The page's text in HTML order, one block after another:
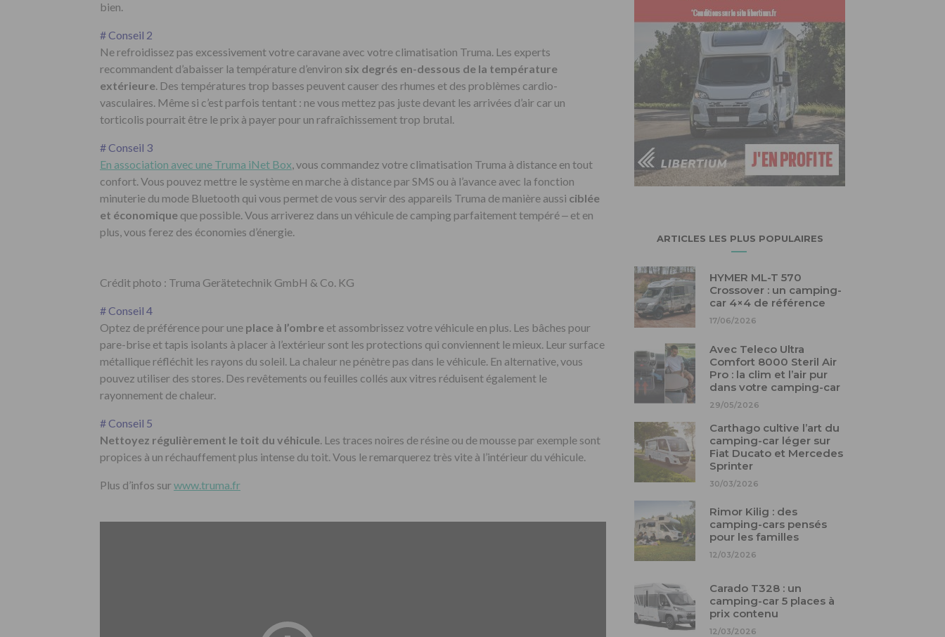
bien.
# Conseil 2
Ne refroidissez pas excessivement votre caravane avec votre climatisation Truma. Les experts
recommandent d’abaisser la température d’environ six degrés en-dessous de la température
extérieure. Des températures trop basses peuvent causer des rhumes et des problèmes cardio-
vasculaires. Même si c’est parfois tentant : ne vous mettez pas juste devant les arrivées d’air car un
torticolis pourrait être le prix à payer pour un rafraîchissement trop brutal.
# Conseil 3
En association avec une Truma iNet Box, vous commandez votre climatisation Truma à distance en tout
confort. Vous pouvez mettre le système en marche à distance par SMS ou à l’avance avec la fonction
minuterie du mode Bluetooth qui vous permet de vous servir des appareils Truma de manière aussi ciblée
et économique que possible. Vous arriverez dans un véhicule de camping parfaitement tempéré ‒ et en
plus, vous ferez des économies d’énergie.
Crédit photo : Truma Gerätetechnik GmbH & Co. KG
# Conseil 4
Optez de préférence pour une place à l’ombre et assombrissez votre véhicule en plus. Les bâches pour
pare-brise et tapis isolants à placer à l’extérieur sont les protections qui conviennent le mieux. Leur surface
métallique réfléchit les rayons du soleil. La chaleur ne pénètre pas dans le véhicule. En alternative, vous
pouvez utiliser des stores. Des revêtements ou feuilles collés aux vitres réduisent également le
rayonnement de chaleur.
# Conseil 5
Nettoyez régulièrement le toit du véhicule. Les traces noires de résine ou de mousse par exemple sont
propices à un réchauffement plus intense du toit. Vous le remarquerez très vite à l’intérieur du véhicule.
Plus d’infos surwww.truma.fr
ARTICLES LES PLUS POPULAIRES
HYMER ML-T 570
Crossover : un camping-
car 4×4 de référence
17/06/2026
Avec Teleco Ultra
Comfort 8000 Steril Air
Pro : la clim et l’air pur
dans votre camping-car
29/05/2026
Carthago cultive l’art du
camping-car léger sur
Fiat Ducato et Mercedes
Sprinter
30/03/2026
Rimor Kilig : des
camping-cars pensés
pour les familles
12/03/2026
Carado T328 : un
camping-car 5 places à
prix contenu
12/03/2026